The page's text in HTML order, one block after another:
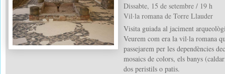
Dissabte, 15 de setembre / 19 h
Vil·la romana de Torre Llauder
Visita guiada al jaciment
Veurem com era la vil·la romana
passejarem per les dependències
mosaics de colors, els banys
dos peristils o patis.